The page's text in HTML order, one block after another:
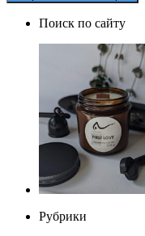
Поиск по сайту
Рубрики